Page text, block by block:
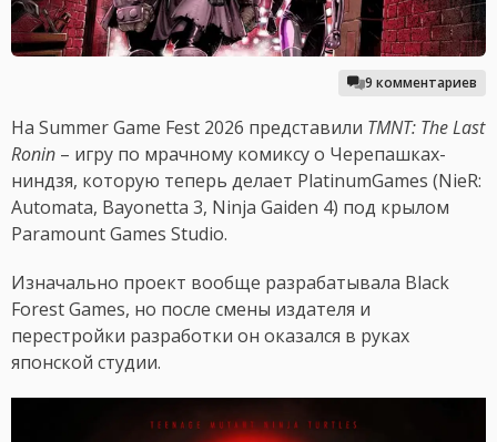
9 комментариев
На Summer Game Fest 2026 представили TMNT: The Last
Ronin – игру по мрачному комиксу о Черепашках-
ниндзя, которую теперь делает PlatinumGames (NieR:
Automata, Bayonetta 3, Ninja Gaiden 4) под крылом
Paramount Games Studio.
Изначально проект вообще разрабатывала Black
Forest Games, но после смены издателя и
перестройки разработки он оказался в руках
японской студии.